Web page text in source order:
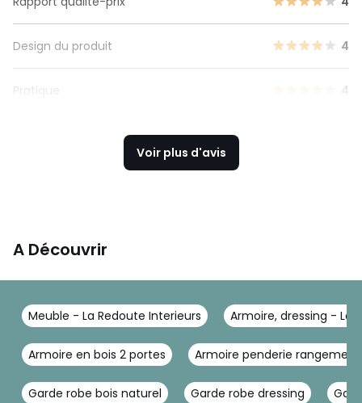
Design du produit 4
Pratique 4
Voir plus d'avis
A Découvrir
Meuble - La Redoute Interieurs Armoire, dressing - La
Armoire en bois 2 portes Armoire penderie rangement
Garde robe bois naturel Garde robe dressing